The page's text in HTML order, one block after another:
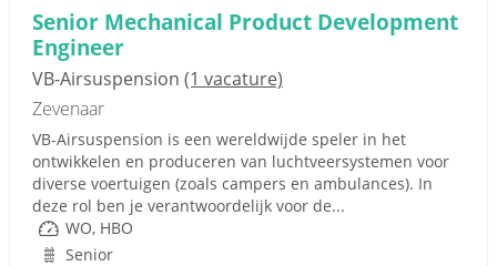
Senior Mechanical Product Development
Engineer
VB-Airsuspension (1 vacature)
Zevenaar
VB-Airsuspension is een wereldwijde speler in het
ontwikkelen en produceren van luchtveersystemen voor
diverse voertuigen (zoals campers en ambulances). In
deze rol ben je verantwoordelijk voor de...
WO, HBO
Senior